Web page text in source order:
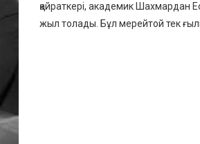
қайраткері, академик Шахмардан
жыл толады. Бұл мерейтой тек